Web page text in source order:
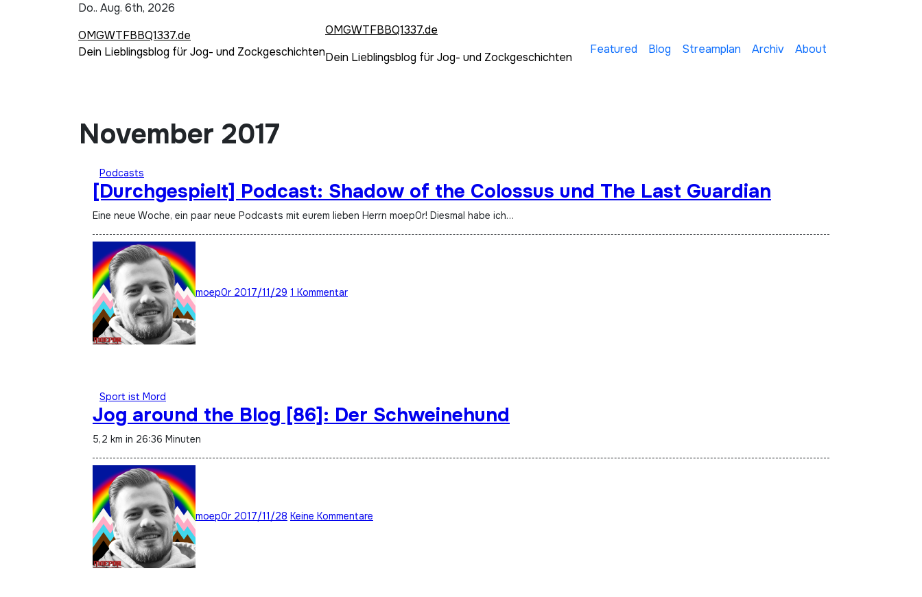
Do.. Aug. 6th, 2026
OMGWTFBBQ1337.de
Dein Lieblingsblog für Jog- und Zockgeschichten
OMGWTFBBQ1337.de
Dein Lieblingsblog für Jog- und Zockgeschichten
Featured Blog Streamplan Archiv About
November 2017
Podcasts
[Durchgespielt] Podcast: Shadow of the Colossus und The Last Guardian
Eine neue Woche, ein paar neue Podcasts mit eurem lieben Herrn moep0r! Diesmal habe ich…
moep0r 2017/11/29 1 Kommentar
Sport ist Mord
Jog around the Blog [86]: Der Schweinehund
5,2 km in 26:36 Minuten
moep0r 2017/11/28 Keine Kommentare